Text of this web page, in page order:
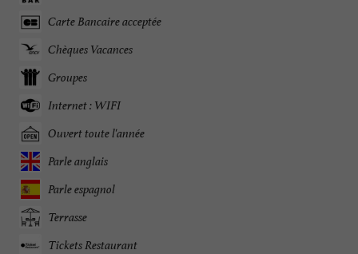
Carte Bancaire acceptée
Chèques Vacances
Groupes
Internet : WIFI
Ouvert toute l'année
Parle anglais
Parle espagnol
Terrasse
Tickets Restaurant